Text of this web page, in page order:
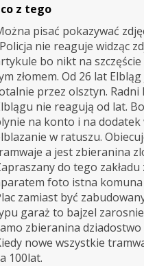
z tego
pisać pokazywać
nie reaguje widząc
bo nikt na szczęście
złomem. Od 26 lat
przez olsztyn. Radni
nie reagują od lat.
na konto i na dodatek
w ratuszu.
a jest zbieranina
do tego zakładu
foto istna komuna
zamiast być
garaż to bajzel
zbieranina dziadostwo
nowe wszystkie
100lat.